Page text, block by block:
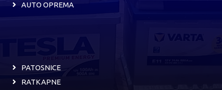
AUTO OPREMA
PATOSNICE
RATKAPNE